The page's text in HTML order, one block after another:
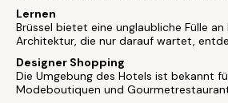
Lernen
Brüssel bietet eine unglaubliche Fülle an
Architektur, die nur darauf wartet,
Designer Shopping
Die Umgebung des Hotels ist bekannt
Modeboutiquen und